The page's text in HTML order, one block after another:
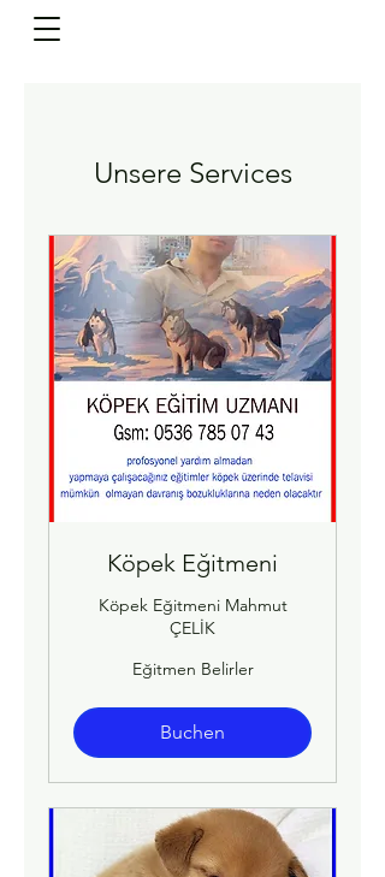
Unsere Services
Köpek Eğitmeni
Köpek Eğitmeni Mahmut
ÇELİK
Eğitmen Belirler
Buchen